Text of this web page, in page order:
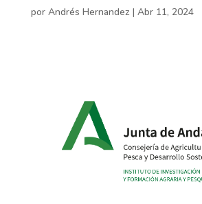
por Andrés Hernandez | Abr 11, 2024